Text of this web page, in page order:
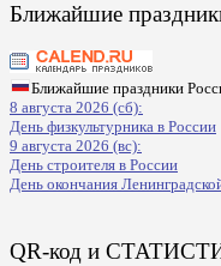
Ближайшие
Ближайшие праздники
8 августа 2026 (сб):
День физкультурника в России
9 августа 2026 (вс):
День строителя в России
День окончания
QR-код и